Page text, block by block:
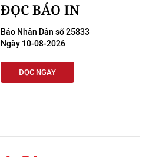
ĐỌC BÁO IN
Báo Nhân Dân số 25833
Ngày 10-08-2026
ĐỌC NGAY